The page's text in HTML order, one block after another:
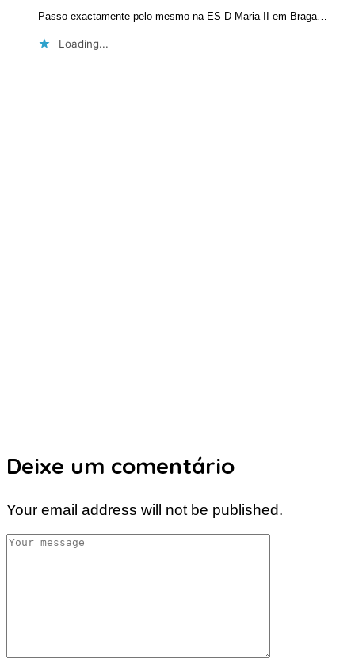
Passo exactamente pelo mesmo na ES D Maria II em Braga…
Loading...
Deixe um comentário
Your email address will not be published.